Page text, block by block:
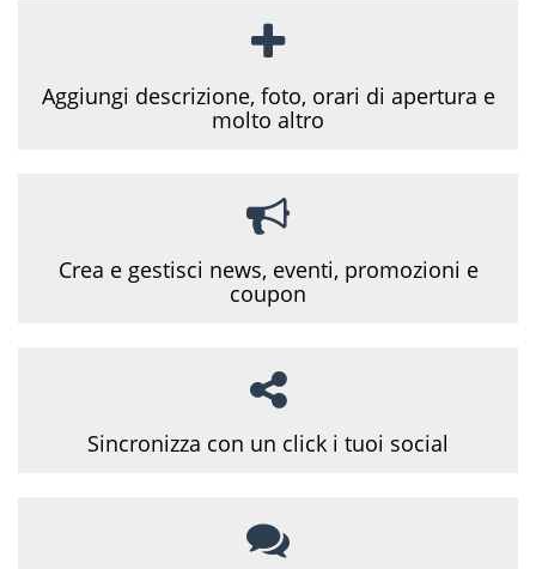
Aggiungi descrizione, foto, orari di apertura e
molto altro
Crea e gestisci news, eventi, promozioni e
coupon
Sincronizza con un click i tuoi social